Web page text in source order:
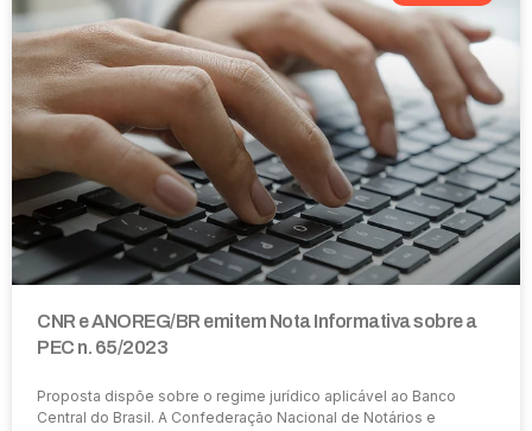
CNR e ANOREG/BR emitem Nota Informativa sobre a
PEC n. 65/2023
Proposta dispõe sobre o regime jurídico aplicável ao Banco
Central do Brasil. A Confederação Nacional de Notários e